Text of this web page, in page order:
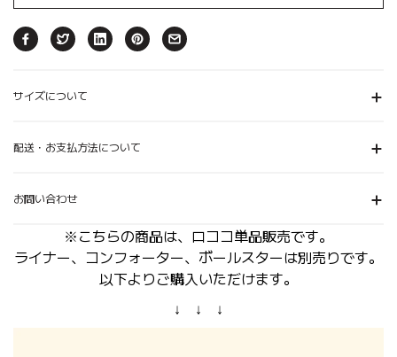
サイズについて
配送・お支払方法について
お問い合わせ
※こちらの商品は、ロココ単品販売です。
ライナー、コンフォーター、ボールスターは別売りです。
以下よりご購入いただけます。
↓ ↓ ↓